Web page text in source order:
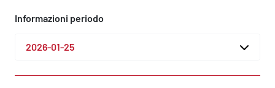
Informazioni periodo
2026-01-25